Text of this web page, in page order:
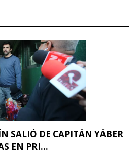
SALIÓ DE CAPITÁN YÁBER
EN PRI...